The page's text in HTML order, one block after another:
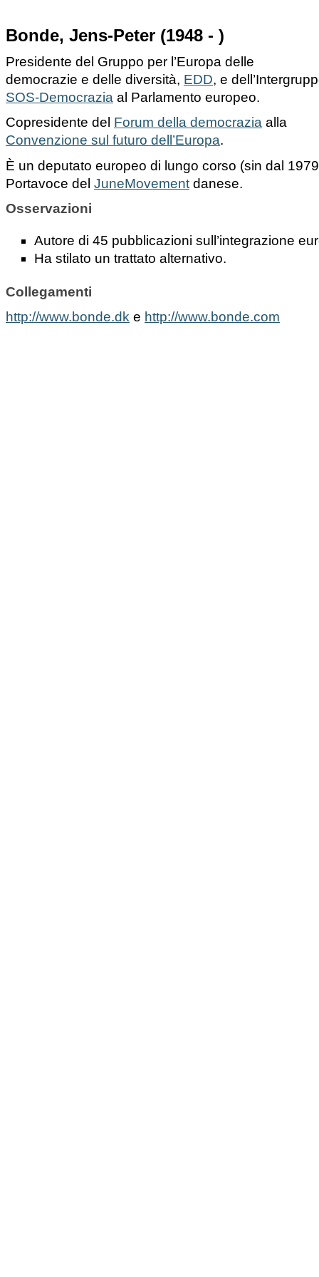
Bonde, Jens-Peter (1948 - )
Presidente del Gruppo per l’Europa delle
democrazie e delle diversità, EDD, e
SOS-Democrazia al Parlamento europeo.
Copresidente del Forum della democrazia alla
Convenzione sul futuro dell’Europa.
È un deputato europeo di lungo corso (sin dal
Portavoce del JuneMovement danese.
Osservazioni
Autore di 45 pubblicazioni sull’integrazione
Ha stilato un trattato alternativo.
Collegamenti
http://www.bonde.dk e http://www.bonde.com